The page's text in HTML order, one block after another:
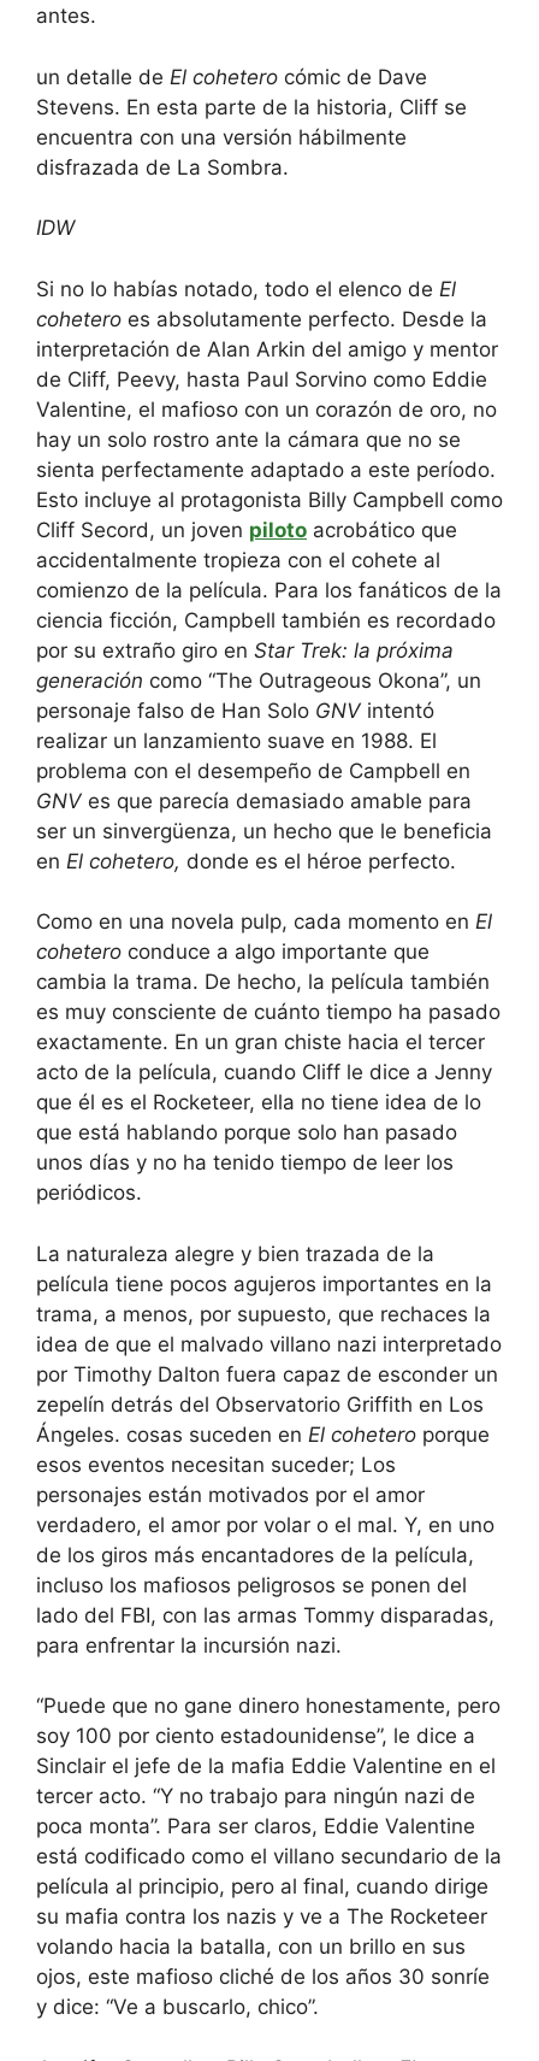
antes.
un detalle de El cohetero cómic de Dave
Stevens. En esta parte de la historia, Cliff se
encuentra con una versión hábilmente
disfrazada de La Sombra.
IDW
Si no lo habías notado, todo el elenco de El
cohetero es absolutamente perfecto. Desde la
interpretación de Alan Arkin del amigo y mentor
de Cliff, Peevy, hasta Paul Sorvino como Eddie
Valentine, el mafioso con un corazón de oro, no
hay un solo rostro ante la cámara que no se
sienta perfectamente adaptado a este período.
Esto incluye al protagonista Billy Campbell como
Cliff Secord, un joven piloto acrobático que
accidentalmente tropieza con el cohete al
comienzo de la película. Para los fanáticos de la
ciencia ficción, Campbell también es recordado
por su extraño giro en Star Trek: la próxima
generación como “The Outrageous Okona”, un
personaje falso de Han Solo GNV intentó
realizar un lanzamiento suave en 1988. El
problema con el desempeño de Campbell en
GNV es que parecía demasiado amable para
ser un sinvergüenza, un hecho que le beneficia
en El cohetero, donde es el héroe perfecto.
Como en una novela pulp, cada momento en El
cohetero conduce a algo importante que
cambia la trama. De hecho, la película también
es muy consciente de cuánto tiempo ha pasado
exactamente. En un gran chiste hacia el tercer
acto de la película, cuando Cliff le dice a Jenny
que él es el Rocketeer, ella no tiene idea de lo
que está hablando porque solo han pasado
unos días y no ha tenido tiempo de leer los
periódicos.
La naturaleza alegre y bien trazada de la
película tiene pocos agujeros importantes en la
trama, a menos, por supuesto, que rechaces la
idea de que el malvado villano nazi interpretado
por Timothy Dalton fuera capaz de esconder un
zepelín detrás del Observatorio Griffith en Los
Ángeles. cosas suceden en El cohetero porque
esos eventos necesitan suceder; Los
personajes están motivados por el amor
verdadero, el amor por volar o el mal. Y, en uno
de los giros más encantadores de la película,
incluso los mafiosos peligrosos se ponen del
lado del FBI, con las armas Tommy disparadas,
para enfrentar la incursión nazi.
“Puede que no gane dinero honestamente, pero
soy 100 por ciento estadounidense”, le dice a
Sinclair el jefe de la mafia Eddie Valentine en el
tercer acto. “Y no trabajo para ningún nazi de
poca monta”. Para ser claros, Eddie Valentine
está codificado como el villano secundario de la
película al principio, pero al final, cuando dirige
su mafia contra los nazis y ve a The Rocketeer
volando hacia la batalla, con un brillo en sus
ojos, este mafioso cliché de los años 30 sonríe
y dice: “Ve a buscarlo, chico”.